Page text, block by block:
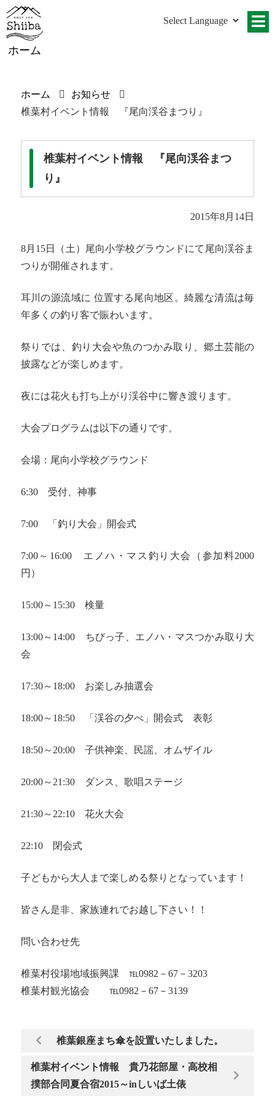
ホーム
ホーム
お知らせ
椎葉村イベント情報 『尾向渓谷まつり』
椎葉村イベント情報 『尾向渓谷まつ
り』
2015年8月14日
8月15日（土）尾向小学校グラウンドにて尾向渓谷ま
つりが開催されます。
耳川の源流域に 位置する尾向地区。綺麗な清流は毎
年多くの釣り客で賑わいます。
祭りでは、釣り大会や魚のつかみ取り、郷土芸能の
披露などが楽しめます。
夜には花火も打ち上がり渓谷中に響き渡ります。
大会プログラムは以下の通りです。
会場：尾向小学校グラウンド
6:30 受付、神事
7:00 「釣り大会」開会式
7:00～16:00 エノハ・マス釣り大会（参加料2000
円）
15:00～15:30 検量
13:00～14:00 ちびっ子、エノハ・マスつかみ取り大
会
17:30～18:00 お楽しみ抽選会
18:00～18:50 「渓谷の夕べ」開会式 表彰
18:50～20:00 子供神楽、民謡、オムザイル
20:00～21:30 ダンス、歌唱ステージ
21:30～22:10 花火大会
22:10 閉会式
子どもから大人まで楽しめる祭りとなっています！
皆さん是非、家族連れでお越し下さい！！
問い合わせ先
椎葉村役場地域振興課 ℡0982－67－3203
椎葉村観光協会 ℡0982－67－3139
椎葉銀座まち傘を設置いたしました。
椎葉村イベント情報 貴乃花部屋・高校相
撲部合同夏合宿2015～inしいば土俵